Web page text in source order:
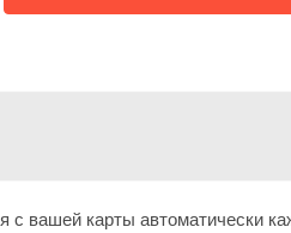
с вашей карты автоматически